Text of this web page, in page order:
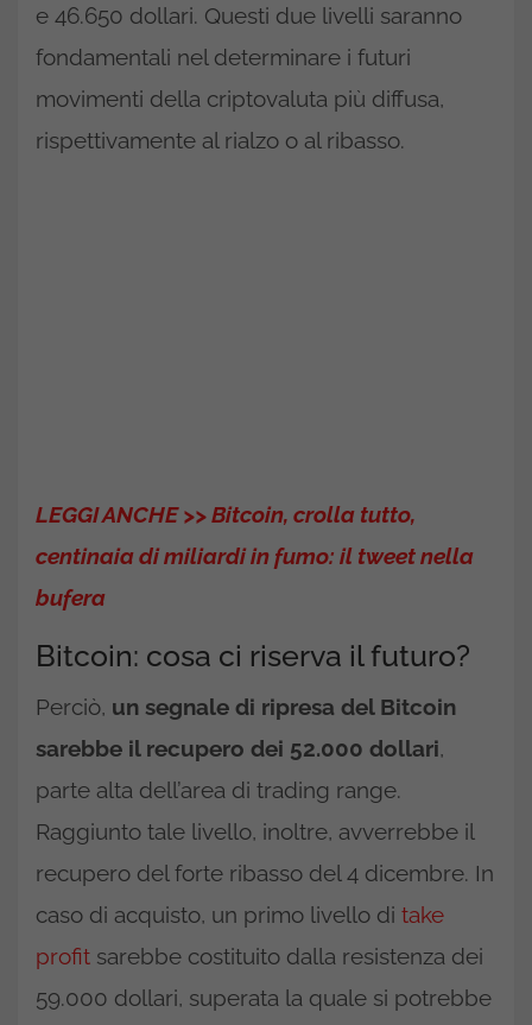
e 46.650 dollari. Questi due livelli saranno
fondamentali nel determinare i futuri
movimenti della criptovaluta più diffusa,
rispettivamente al rialzo o al ribasso.
LEGGI ANCHE >> Bitcoin, crolla tutto,
centinaia di miliardi in fumo: il tweet nella
bufera
Bitcoin: cosa ci riserva il futuro?
Perciò, un segnale di ripresa del Bitcoin
sarebbe il recupero dei 52.000 dollari,
parte alta dell’area di trading range.
Raggiunto tale livello, inoltre, avverrebbe il
recupero del forte ribasso del 4 dicembre. In
caso di acquisto, un primo livello di take
profit sarebbe costituito dalla resistenza dei
59.000 dollari, superata la quale si potrebbe